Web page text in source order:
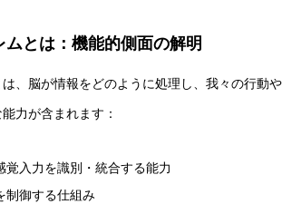
予測精度」はなぜエネルギーを消費するのか？
とは：機能的側面の解明
、脳が情報をどのように処理し、我々の行動
力が含まれます：
覚入力を識別・統合する能力
制御する仕組み